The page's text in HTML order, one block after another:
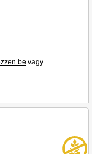
be vagy